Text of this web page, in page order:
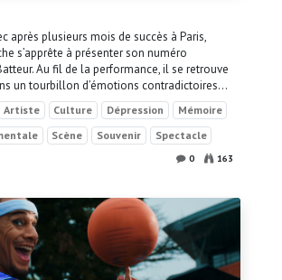
après plusieurs mois de succès à Paris,
s’apprête à présenter son numéro
Au fil de la performance, il se retrouve
un tourbillon d’émotions contradictoires...
Artiste Culture Dépression
Mémoire
Scène Souvenir Spectacle
0 163